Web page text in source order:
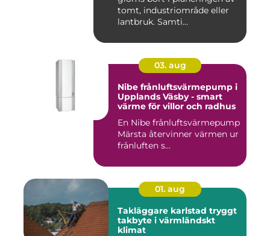
tomt, industriområde eller
lantbruk. Samti...
03. aug
Nibe frånluftsvärmepump i
Upplands Väsby - smart
värme för villor och radhus
En Nibe frånluftsvärmepump
Märsta återvinner värmen ur
frånluften s...
01. aug
Takläggare karlstad tryggt
takbyte i värmländskt
klimat